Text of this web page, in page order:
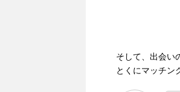
そして、出会い
とくにマッチン